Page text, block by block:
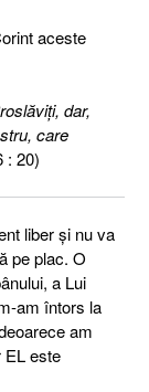
aceste
dar,
care
: 20)
liber și nu va
pe plac. O
a Lui
am întors la
am
EL este